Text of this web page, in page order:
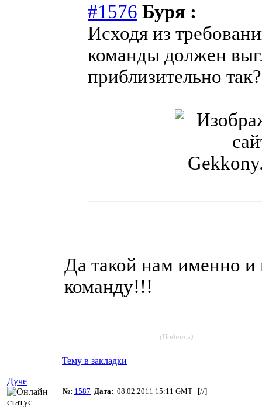
#1576 Буря :
Исходя из
команды должен
приблизительно так?
Да такой нам именно
команду!!!
(Подпись)
Тему в закладки
Дуче
№: 1587 Дата: 08.02.2011 15:11 GMT [//]